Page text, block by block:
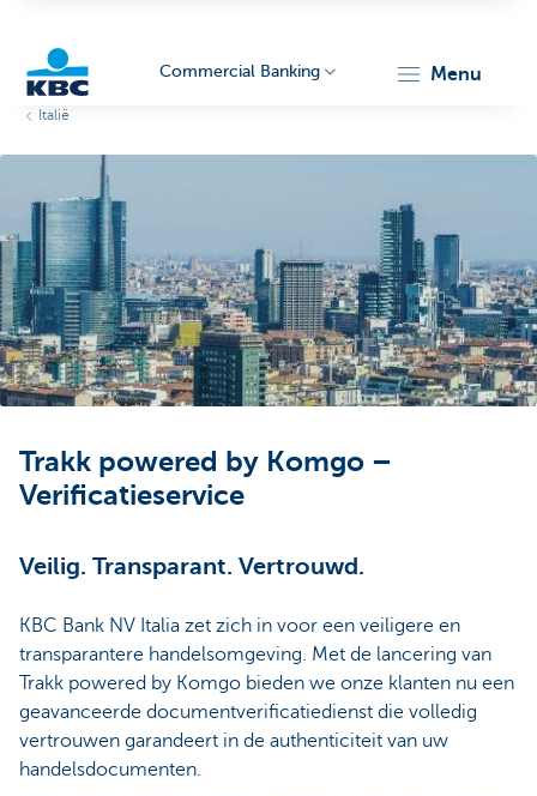
Corporate
Commercial Banking menu
Italië
Trakk powered by Komgo –
Verificatieservice
Veilig. Transparant. Vertrouwd.
KBC Bank NV Italia zet zich in voor een veiligere en
transparantere handelsomgeving. Met de lancering van
Trakk powered by Komgo bieden we onze klanten nu een
geavanceerde documentverificatiedienst die volledig
vertrouwen garandeert in de authenticiteit van uw
handelsdocumenten.